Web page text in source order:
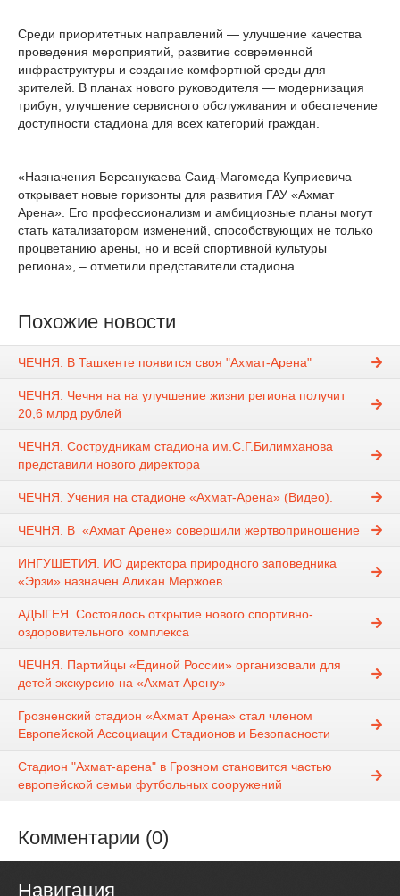
Среди приоритетных направлений — улучшение качества
проведения мероприятий, развитие современной
инфраструктуры и создание комфортной среды для
зрителей. В планах нового руководителя — модернизация
трибун, улучшение сервисного обслуживания и обеспечение
доступности стадиона для всех категорий граждан.
«Назначения Берсанукаева Саид-Магомеда Куприевича
открывает новые горизонты для развития ГАУ «Ахмат
Арена». Его профессионализм и амбициозные планы могут
стать катализатором изменений, способствующих не только
процветанию арены, но и всей спортивной культуры
региона», – отметили представители стадиона.
Похожие новости
ЧЕЧНЯ. В Ташкенте появится своя "Ахмат-Арена"
ЧЕЧНЯ. Чечня на на улучшение жизни региона получит
20,6 млрд рублей
ЧЕЧНЯ. Сострудникам стадиона им.С.Г.Билимханова
представили нового директора
ЧЕЧНЯ. Учения на стадионе «Ахмат-Арена» (Видео).
ЧЕЧНЯ. В «Ахмат Арене» совершили жертвоприношение
ИНГУШЕТИЯ. ИО директора природного заповедника
«Эрзи» назначен Алихан Мержоев
АДЫГЕЯ. Состоялось открытие нового спортивно-
оздоровительного комплекса
ЧЕЧНЯ. Партийцы «Единой России» организовали для
детей экскурсию на «Ахмат Арену»
Грозненский стадион «Ахмат Арена» стал членом
Европейской Ассоциации Стадионов и Безопасности
Стадион "Ахмат-арена" в Грозном становится частью
европейской семьи футбольных сооружений
Комментарии (0)
Навигация